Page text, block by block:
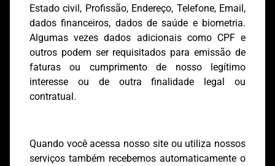
Estado civil, Profissão, Endereço, Telefone, Email,
dados financeiros, dados de saúde e biometria.
Algumas vezes dados adicionais como CPF e
outros podem ser requisitados para emissão de
faturas ou cumprimento de nosso legítimo
interesse ou de outra finalidade legal ou
contratual.
Quando você acessa nosso site ou utiliza nossos
serviços também recebemos automaticamente o